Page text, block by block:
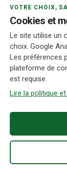
Zones de
Contact
Actualités
Rédaction et
Accueil
VOTRE CHOIX,
Cookies et
Le site utilise un
choix. Google
Les préférences
plateforme de
est requise.
Lire la politique